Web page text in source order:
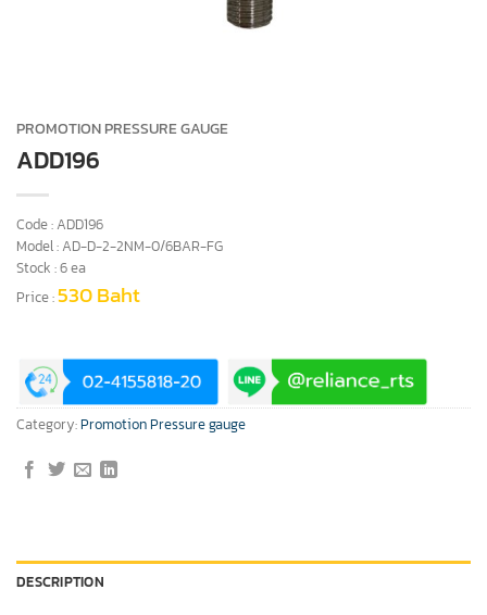
PROMOTION PRESSURE GAUGE
ADD196
Code : ADD196
Model : AD-D-2-2NM-0/6BAR-FG
Stock : 6 ea
Price :530 Baht
Category: Promotion Pressure gauge
DESCRIPTION